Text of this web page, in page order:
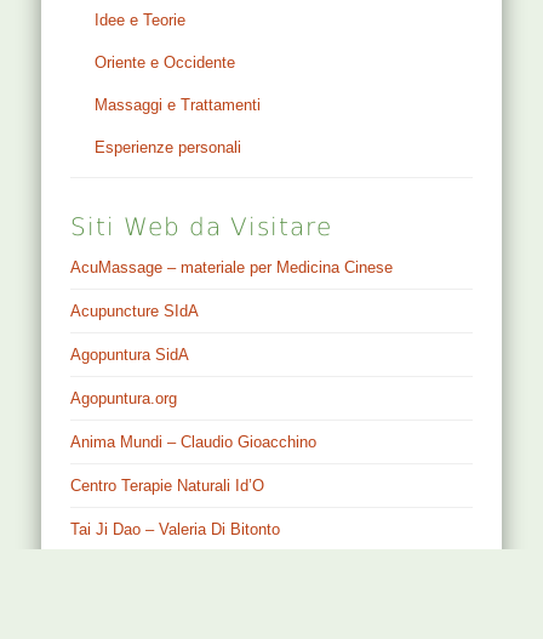
Idee e Teorie
Oriente e Occidente
Massaggi e Trattamenti
Esperienze personali
Siti Web da Visitare
AcuMassage – materiale per Medicina Cinese
Acupuncture SIdA
Agopuntura SidA
Agopuntura.org
Anima Mundi – Claudio Gioacchino
Centro Terapie Naturali Id’O
Tai Ji Dao – Valeria Di Bitonto